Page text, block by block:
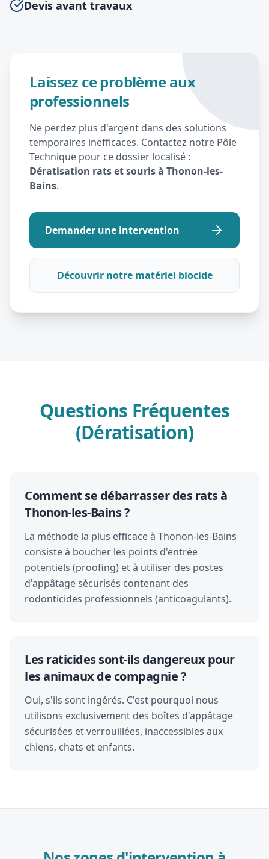
Devis avant travaux
Laissez ce problème aux
professionnels
Ne perdez plus d'argent dans des solutions
temporaires inefficaces. Contactez notre Pôle
Technique pour ce dossier localisé :
Dératisation rats et souris à Thonon-les-
Bains.
Demander une intervention
Découvrir notre matériel biocide
Questions Fréquentes
(Dératisation)
Comment se débarrasser des rats à
Thonon-les-Bains ?
La méthode la plus efficace à Thonon-les-Bains
consiste à boucher les points d'entrée
potentiels (proofing) et à utiliser des postes
d'appâtage sécurisés contenant des
rodonticides professionnels (anticoagulants).
Les raticides sont-ils dangereux pour
les animaux de compagnie ?
Oui, s'ils sont ingérés. C'est pourquoi nous
utilisons exclusivement des boîtes d'appâtage
sécurisées et verrouillées, inaccessibles aux
chiens, chats et enfants.